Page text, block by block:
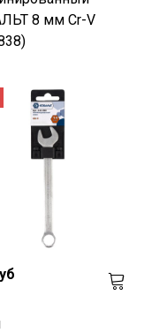
8 мм Cr-V